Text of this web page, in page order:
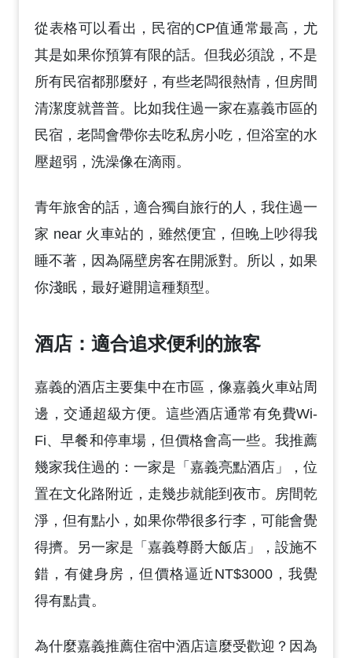
從表格可以看出，民宿的CP值通常最高，尤
其是如果你預算有限的話。但我必須說，不是
所有民宿都那麼好，有些老闆很熱情，但房間
清潔度就普普。比如我住過一家在嘉義市區的
民宿，老闆會帶你去吃私房小吃，但浴室的水
壓超弱，洗澡像在滴雨。
青年旅舍的話，適合獨自旅行的人，我住過一
家 near 火車站的，雖然便宜，但晚上吵得我
睡不著，因為隔壁房客在開派對。所以，如果
你淺眠，最好避開這種類型。
酒店：適合追求便利的旅客
嘉義的酒店主要集中在市區，像嘉義火車站周
邊，交通超級方便。這些酒店通常有免費Wi-
Fi、早餐和停車場，但價格會高一些。我推薦
幾家我住過的：一家是「嘉義亮點酒店」，位
置在文化路附近，走幾步就能到夜市。房間乾
淨，但有點小，如果你帶很多行李，可能會覺
得擠。另一家是「嘉義尊爵大飯店」，設施不
錯，有健身房，但價格逼近NT$3000，我覺
得有點貴。
為什麼嘉義推薦住宿中酒店這麼受歡迎？因為